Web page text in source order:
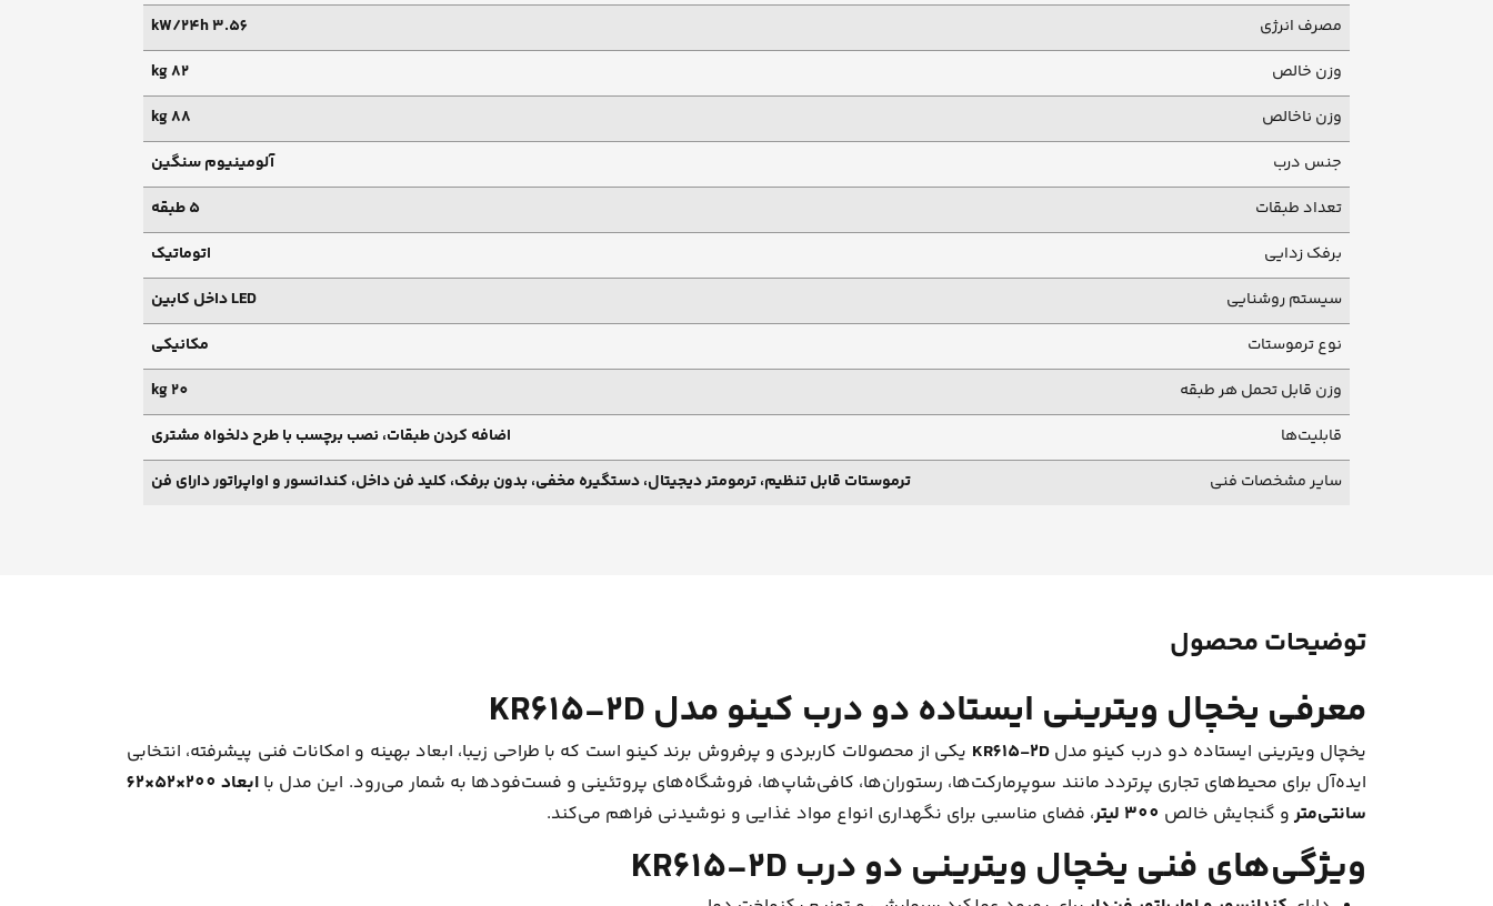
مصرف انرژی
3.56 kW/24h
وزن خالص
82 kg
وزن ناخالص
88 kg
جنس درب
آلومینیوم سنگین
تعداد طبقات
5 طبقه
برفک زدایی
اتوماتیک
سیستم روشنایی
LED داخل کابین
نوع ترموستات
مکانیکی
وزن قابل تحمل هر طبقه
20 kg
قابلیت‌ها
اضافه کردن طبقات، نصب برچسب با طرح دلخواه مشتری
سایر مشخصات فنی
ترموستات قابل تنظیم، ترمومتر دیجیتال، دستگیره مخفی، بدون برفک، کلید فن داخل، کندانسور و اواپراتور دارای فن
توضیحات محصول
معرفی یخچال ویترینی ایستاده دو درب کینو مدل KR615-2D
یخچال ویترینی ایستاده دو درب کینو مدلKR615-2D یکی از محصولات کاربردی و پرفروش برند کینو است که با طراحی زیبا، ابعاد بهینه و امکانات فنی پیشرفته، انتخابی
ایده‌آل برای محیط‌های تجاری پرتردد مانند سوپرمارکت‌ها، رستوران‌ها، کافی‌شاپ‌ها، فروشگاه‌های پروتئینی و فست‌فودها به شمار می‌رود. این مدل با
ابعاد 200×52×62
سانتی‌مترو گنجایش خالص 300 لیتر ، فضای مناسبی برای نگهداری انواع مواد غذایی و نوشیدنی فراهم می‌کند.
ویژگی‌های فنی یخچال ویترینی دو درب KR615-2D